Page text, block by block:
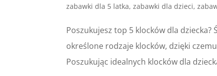
zabawki dla 5 latka,zabawki dla dzieci,
Poszukujesz top 5 klocków dla dziecka?
określone rodzaje klocków, dzięki
Poszukując idealnych klocków dla